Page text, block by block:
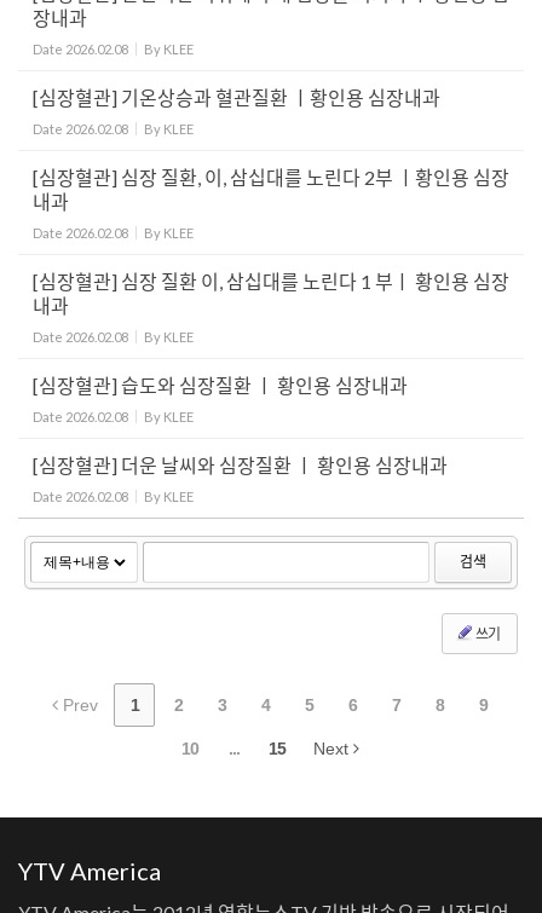
장내과
Date 2026.02.08 By KLEE
[심장혈관] 기온상승과 혈관질환 ㅣ황인용 심장내과
Date 2026.02.08 By KLEE
[심장혈관] 심장 질환, 이, 삼십대를 노린다 2부 ㅣ황인용 심장
내과
Date 2026.02.08 By KLEE
[심장혈관] 심장 질환 이, 삼십대를 노린다 1 부ㅣ 황인용 심장
내과
Date 2026.02.08 By KLEE
[심장혈관] 습도와 심장질환 ㅣ 황인용 심장내과
Date 2026.02.08 By KLEE
[심장혈관] 더운 날씨와 심장질환 ㅣ 황인용 심장내과
Date 2026.02.08 By KLEE
검색
쓰기
Prev 1 2 3 4 5 6 7 8 9
10 ... 15 Next
YTV America